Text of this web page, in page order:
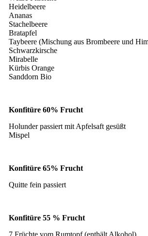
Heidelbeere
Ananas
Stachelbeere
Bratapfel
Taybeere (Mischung aus Brombeere und
Schwarzkirsche
Mirabelle
Kürbis Orange
Sanddorn Bio
Konfitüre 60% Frucht
Holunder passiert mit Apfelsaft gesüßt
Mispel
Konfitüre 65% Frucht
Quitte fein passiert
Konfitüre 55 % Frucht
7 Früchte vom Rumtopf (enthält Alkohol)